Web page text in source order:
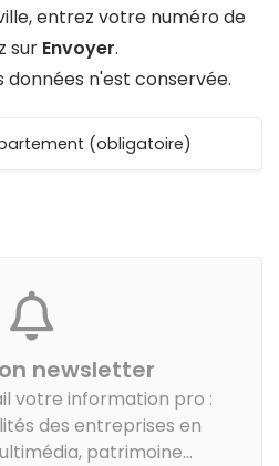
entrez votre numéro de
sur Envoyer.
données n'est conservée.
(obligatoire)
newsletter
votre information pro :
des entreprises en
patrimoine...